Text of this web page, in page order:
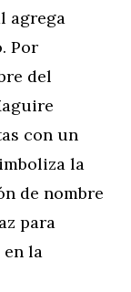
agrega
Por
del
con un
la
de nombre
para
la